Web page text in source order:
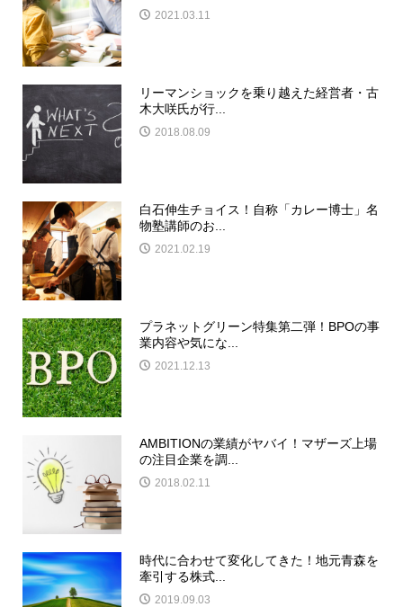
2021.03.11
リーマンショックを乗り越えた経営者・古
木大咲氏が行...
2018.08.09
白石伸生チョイス！自称「カレー博士」名
物塾講師のお...
2021.02.19
プラネットグリーン特集第二弾！BPOの事
業内容や気にな...
2021.12.13
AMBITIONの業績がヤバイ！マザーズ上場
の注目企業を調...
2018.02.11
時代に合わせて変化してきた！地元青森を
牽引する株式...
2019.09.03